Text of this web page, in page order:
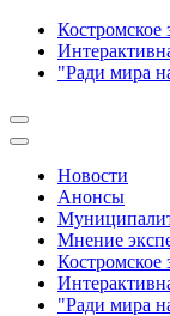
Костромское
"Ради мира
Новости
Анонсы
Мнение
Костромское
"Ради мира